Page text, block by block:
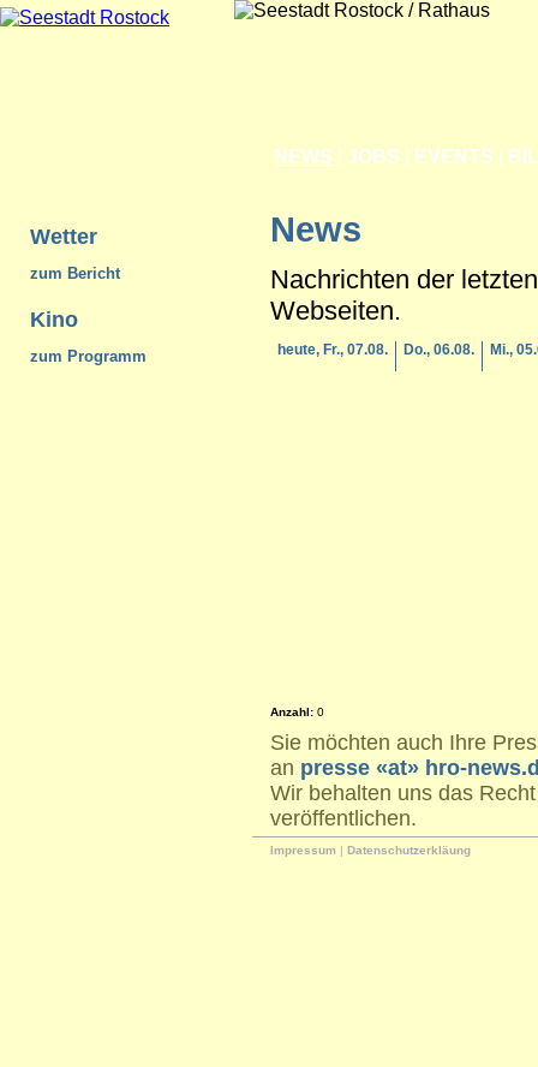
NEWS JOBS EVENTS
Wetter
zum Bericht
Kino
zum Programm
News
Nachrichten der
Webseiten.
heute, Fr., 07.08. Do., 06.08. Mi.,
Anzahl: 0
Sie möchten auch Ihre
an presse «at» hro-
Wir behalten uns das
veröffentlichen.
Impressum | Datenschutzerkläung